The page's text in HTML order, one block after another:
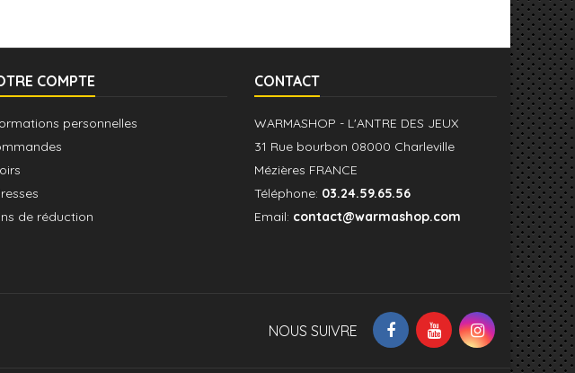
COMPTE
personnelles
de réduction
CONTACT
WARMASHOP - L'ANTRE DES JEUX
31 Rue bourbon 08000 Charleville
Mézières FRANCE
Téléphone: 03.24.59.65.56
Email: contact@warmashop.com
NOUS SUIVRE